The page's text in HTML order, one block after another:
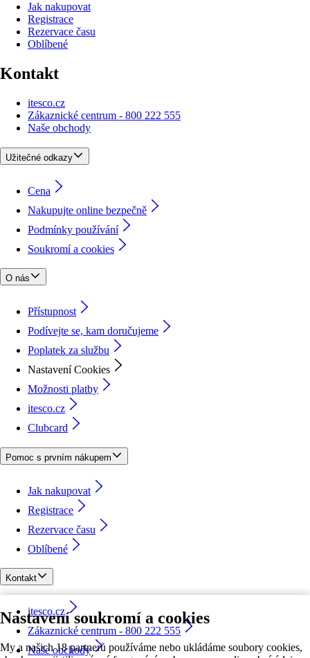
Nastavení soukromí a cookies
My a našich 18 partnerů používáme nebo ukládáme soubory cookies,
Jak nakupovat
Registrace
Rezervace času
Oblíbené
Kontakt
itesco.cz
Zákaznické centrum - 800 222 555
Naše obchody
Užitečné odkazy
Cena
Nakupujte online bezpečně
Podmínky používání
Soukromí a cookies
O nás
Přístupnost
Podívejte se, kam doručujeme
Poplatek za službu
Nastavení Cookies
Možnosti platby
itesco.cz
Clubcard
Pomoc s prvním nákupem
Jak nakupovat
Registrace
Rezervace času
Oblíbené
Kontakt
itesco.cz
Zákaznické centrum - 800 222 555
Naše obchody